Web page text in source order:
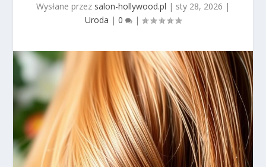
Wysłane przez salon-hollywood.pl | sty 28, 2026 |
Uroda | 0 |